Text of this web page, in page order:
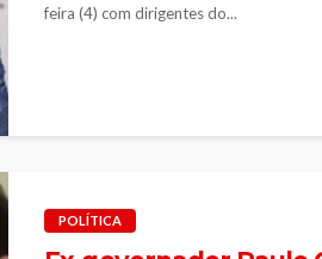
feira (4) com dirigentes do...
POLÍTICA